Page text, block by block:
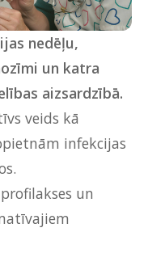
nedēļu,
un katra
aizsardzībā.
veids kā
infekcijas
un